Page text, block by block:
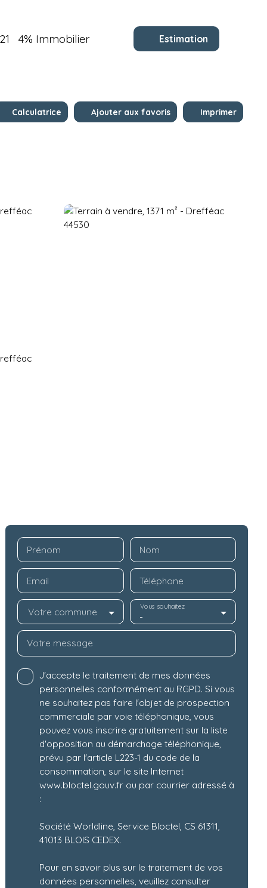
4% Immobilier Estimation
Calculatrice Ajouter aux favoris Imprimer
Prénom Nom
Email Téléphone
Votre commune -
Vous souhaitez
Votre message
J'accepte le traitement de mes données
personnelles conformément au RGPD. Si vous
ne souhaitez pas faire l'objet de prospection
commerciale par voie téléphonique, vous
pouvez vous inscrire gratuitement sur la liste
d'opposition au démarchage téléphonique,
prévu par l'article L223-1 du code de la
consommation, sur le site Internet
www.bloctel.gouv.fr ou par courrier adressé à
:
Société Worldline, Service Bloctel, CS 61311,
41013 BLOIS CEDEX.
Pour en savoir plus sur le traitement de vos
données personnelles, veuillez consulter